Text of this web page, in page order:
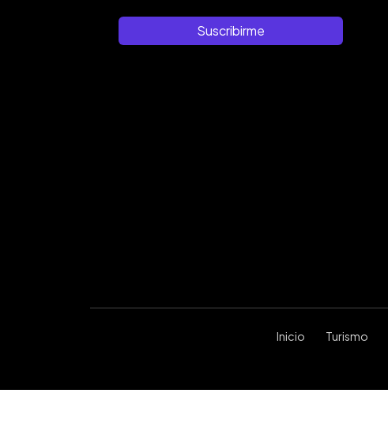
Suscribirme
Inicio Turismo